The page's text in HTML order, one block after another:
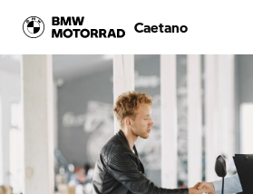
Caetano
Caetano
Comprar Moto BMW
Motos BMW